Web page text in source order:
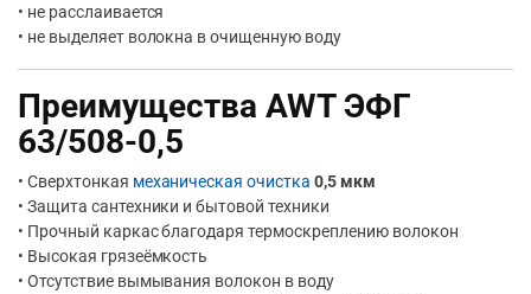
• не расслаивается
• не выделяет волокна в очищенную воду
Преимущества AWT ЭФГ
63/508-0,5
• Сверхтонкая механическая очистка 0,5 мкм
• Защита сантехники и бытовой техники
• Прочный каркас благодаря термоскреплению волокон
• Высокая грязеёмкость
• Отсутствие вымывания волокон в воду